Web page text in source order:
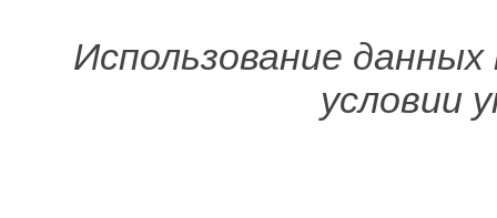
Использование
условии